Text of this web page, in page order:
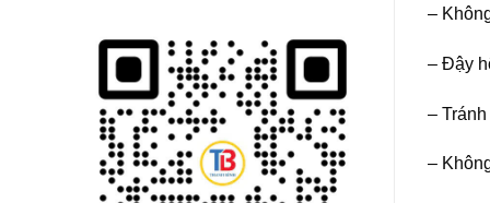
–
– Đậy
–
–